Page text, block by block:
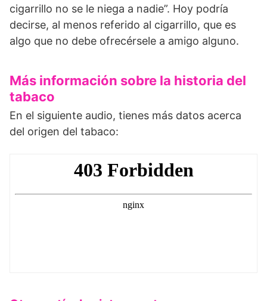
cigarrillo no se le niega a nadie”. Hoy podría
decirse, al menos referido al cigarrillo, que es
algo que no debe ofrecérsele a amigo alguno.
Más información sobre la historia del
tabaco
En el siguiente audio, tienes más datos acerca
del origen del tabaco: